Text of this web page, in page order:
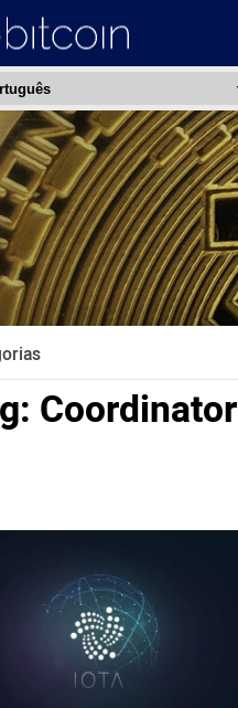
português (BR)
deutsch
vietnamese
Coordinator